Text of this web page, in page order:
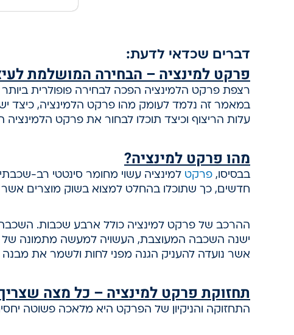
דברים שכדאי לדעת:
פרקט למינציה – הבחירה המושלמת
רצפת פרקט הלמינציה הפכה לבחירה פופולרית
במאמר זה נלמד לעומק מהו פרקט הלמינציה, כיצד יש
עלות הריצוף וכיצד תוכלו לבחור את פרקט
מהו פרקט למינציה?
בבסיסו, פרקט למינציה עשוי מחומר סינטטי רב-
חדשים, כך שתוכלו בהחלט למצוא בשוק מוצרים
ההרכב של פרקט למינציה כולל ארבע שכבות.
ישנה השכבה המעוצבת, העשויה למעשה מתמונה של
אשר נועדה להעניק הגנה מפני לחות ולשמר את
תחזוקת פרקט למינציה – כל מצה
התחזוקה והניקיון של הפרקט היא מלאכה פשוטה